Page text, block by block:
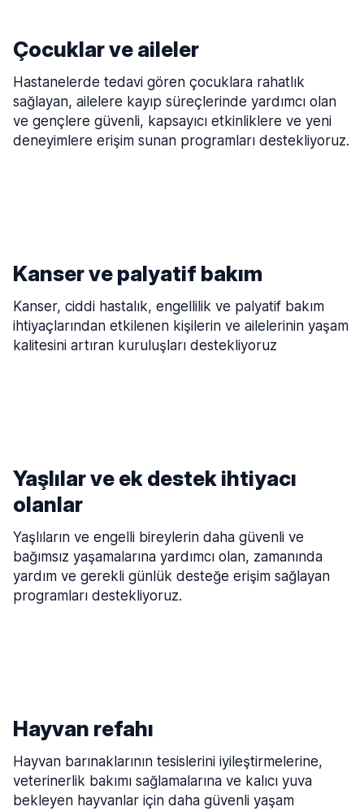
Çocuklar ve aileler
Hastanelerde tedavi gören çocuklara rahatlık
sağlayan, ailelere kayıp süreçlerinde yardımcı olan
ve gençlere güvenli, kapsayıcı etkinliklere ve yeni
deneyimlere erişim sunan programları destekliyoruz.
Kanser ve palyatif bakım
Kanser, ciddi hastalık, engellilik ve palyatif bakım
ihtiyaçlarından etkilenen kişilerin ve ailelerinin yaşam
kalitesini artıran kuruluşları destekliyoruz
Yaşlılar ve ek destek ihtiyacı
olanlar
Yaşlıların ve engelli bireylerin daha güvenli ve
bağımsız yaşamalarına yardımcı olan, zamanında
yardım ve gerekli günlük desteğe erişim sağlayan
programları destekliyoruz.
Hayvan refahı
Hayvan barınaklarının tesislerini iyileştirmelerine,
veterinerlik bakımı sağlamalarına ve kalıcı yuva
bekleyen hayvanlar için daha güvenli yaşam